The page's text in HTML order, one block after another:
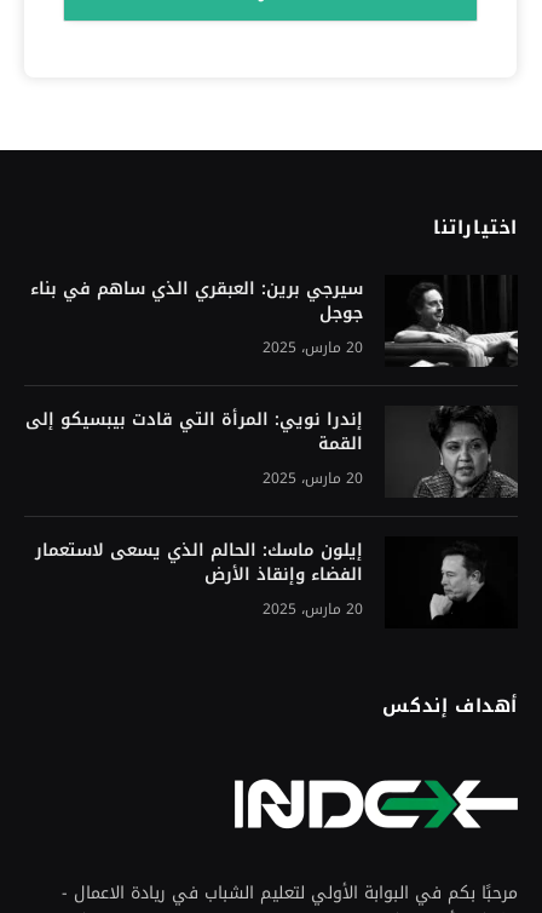
اختياراتنا
سيرجي برين: العبقري الذي ساهم في بناء
جوجل
20 مارس، 2025
إندرا نويي: المرأة التي قادت بيبسيكو إلى
القمة
20 مارس، 2025
إيلون ماسك: الحالم الذي يسعى لاستعمار
الفضاء وإنقاذ الأرض
20 مارس، 2025
أهداف إندكس
مرحبًا بكم في البوابة الأولي لتعليم الشباب في ريادة الاعمال -